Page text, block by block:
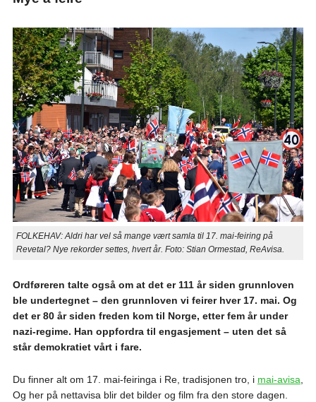
FOLKEHAV: Aldri har vel så mange vært samla til 17. mai-feiring på
Revetal? Nye rekorder settes, hvert år. Foto: Stian Ormestad, ReAvisa.
Ordføreren talte også om at det er 111 år siden grunnloven
ble undertegnet – den grunnloven vi feirer hver 17. mai. Og
det er 80 år siden freden kom til Norge, etter fem år under
nazi-regime. Han oppfordra til engasjement – uten det så
står demokratiet vårt i fare.
Du finner alt om 17. mai-feiringa i Re, tradisjonen tro, i mai-avisa
Og her på nettavisa blir det bilder og film fra den store dagen.